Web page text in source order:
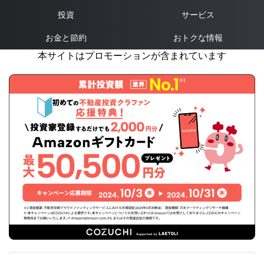
投資 サービス
お金と節約 おトクな情報
本サイトはプロモーションが含まれています